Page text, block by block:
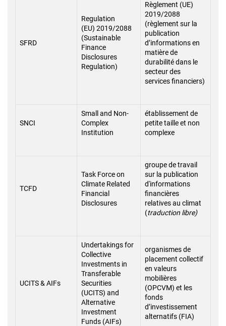
SFRD
Regulation
(EU) 2019/2088
(Sustainable
Finance
Disclosures
Regulation)
Règlement (UE)
2019/2088
(règlement sur la
publication
d’informations en
matière de
durabilité dans le
secteur des
services financiers)
SNCI
Small and Non-
Complex
Institution
établissement de
petite taille et non
complexe
TCFD
Task Force on
Climate Related
Financial
Disclosures
groupe de travail
sur la publication
d'informations
financières
relatives au climat
(traduction libre)
UCITS & AIFs
Undertakings for
Collective
Investments in
Transferable
Securities
(UCITS) and
Alternative
Investment
Funds (AIFs)
organismes de
placement collectif
en valeurs
mobilières
(OPCVM) et les
fonds
d’investissement
alternatifs (FIA)